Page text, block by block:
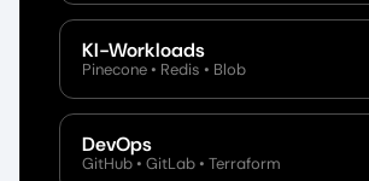
KI-Workloads
Pinecone • Redis • Blob
DevOps
GitHub • GitLab • Terraform